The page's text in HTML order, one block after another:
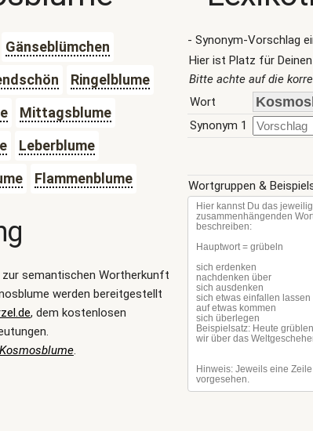
Gänseblümchen
Ringelblume
Mittagsblume
Leberblume
Flammenblume
semantischen Wortherkunft
werden bereitgestellt
, dem kostenlosen
.
- Synonym-Vorschlag
Hier ist Platz für
Bitte achte auf die
Wort
Synonym 1
Wortgruppen &